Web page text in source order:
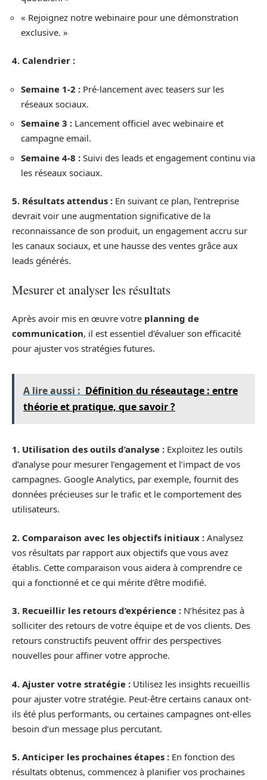
« Rejoignez notre webinaire pour une démonstration
exclusive. »
4. Calendrier :
Semaine 1-2 : Pré-lancement avec teasers sur les
réseaux sociaux.
Semaine 3 : Lancement officiel avec webinaire et
campagne email.
Semaine 4-8 : Suivi des leads et engagement continu via
les réseaux sociaux.
5. Résultats attendus : En suivant ce plan, l’entreprise
devrait voir une augmentation significative de la
reconnaissance de son produit, un engagement accru sur
les canaux sociaux, et une hausse des ventes grâce aux
leads générés.
Mesurer et analyser les résultats
Après avoir mis en œuvre votre planning de
communication, il est essentiel d’évaluer son efficacité
pour ajuster vos stratégies futures.
A lire aussi : Définition du réseautage : entre
théorie et pratique, que savoir ?
1. Utilisation des outils d’analyse : Exploitez les outils
d’analyse pour mesurer l’engagement et l’impact de vos
campagnes. Google Analytics, par exemple, fournit des
données précieuses sur le trafic et le comportement des
utilisateurs.
2. Comparaison avec les objectifs initiaux : Analysez
vos résultats par rapport aux objectifs que vous avez
établis. Cette comparaison vous aidera à comprendre ce
qui a fonctionné et ce qui mérite d’être modifié.
3. Recueillir les retours d’expérience : N’hésitez pas à
solliciter des retours de votre équipe et de vos clients. Des
retours constructifs peuvent offrir des perspectives
nouvelles pour affiner votre approche.
4. Ajuster votre stratégie : Utilisez les insights recueillis
pour ajuster votre stratégie. Peut-être certains canaux ont-
ils été plus performants, ou certaines campagnes ont-elles
besoin d’un message plus percutant.
5. Anticiper les prochaines étapes : En fonction des
résultats obtenus, commencez à planifier vos prochaines